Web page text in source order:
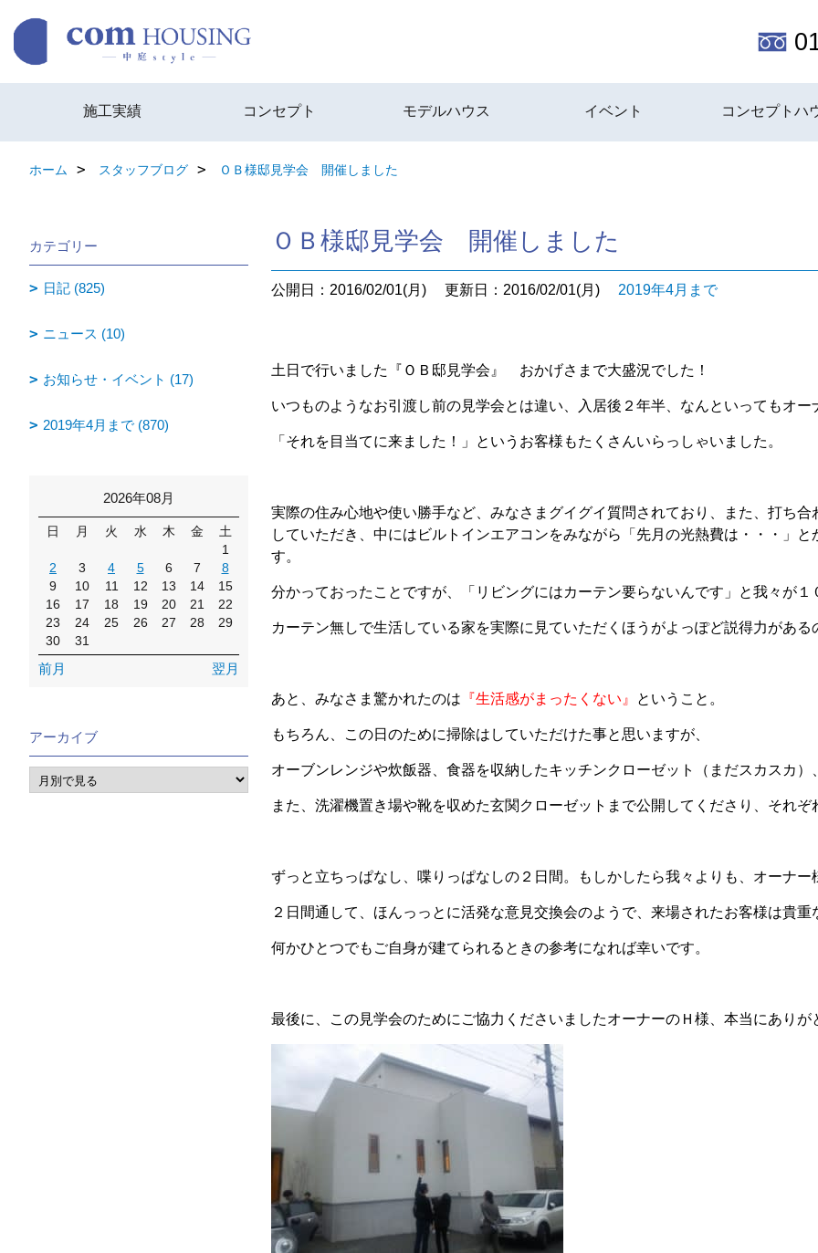
施工実績 コンセプト モデルハウス イベント コンセプトハ
ホーム スタッフブログ ＯＢ様邸見学会 開催しました
ＯＢ様邸見学会 開催しました
公開日：2016/02/01(月) 更新日：2016/02/01(月) 2019年4月まで
土日で行いました『ＯＢ邸見学会』 おかげさまで大盛況でした！
いつものようなお引渡し前の見学会とは違い、入居後２年半、なんといってもオ
「それを目当てに来ました！」というお客様もたくさんいらっしゃいました。
実際の住み心地や使い勝手など、みなさまグイグイ質問されており、また、打ち
していただき、中にはビルトインエアコンをみながら「先月の光熱費は・・・」
す。
分かっておったことですが、「リビングにはカーテン要らないんです」と我々が１
カーテン無しで生活している家を実際に見ていただくほうがよっぽど説得力があ
あと、みなさま驚かれたのは 『生活感がまったくない』 ということ。
もちろん、この日のために掃除はしていただけた事と思いますが、
オーブンレンジや炊飯器、食器を収納したキッチンクローゼット（まだスカスカ）
また、洗濯機置き場や靴を収めた玄関クローゼットまで公開してくださり、それ
ずっと立ちっぱなし、喋りっぱなしの２日間。もしかしたら我々よりも、オーナ
２日間通して、ほんっっとに活発な意見交換会のようで、来場されたお客様は貴
何かひとつでもご自身が建てられるときの参考になれば幸いです。
最後に、この見学会のためにご協力くださいましたオーナーのＨ様、本当にありが
カテゴリー
日記 (825)
ニュース (10)
お知らせ・イベント (17)
2019年4月まで (870)
2026年08月
日 月 火 水 木 金
土
1
2
3 4 5 6 7
8
9
10 11 12 13 14
15
16
17 18 19 20 21
22
23
24 25 26 27 28
29
30
31
前月 翌月
アーカイブ